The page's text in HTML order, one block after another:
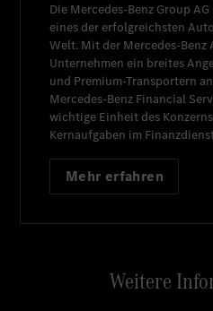
Die Mercedes-Benz Group AG
eines der erfolgreichsten
Welt. Mit der Mercedes-Benz
Unternehmen ein breites
und Premium-Transportern
Mercedes-Benz Financial
wichtige Einheit des
Kernaufgaben im
Mehr erfahren
Weitere